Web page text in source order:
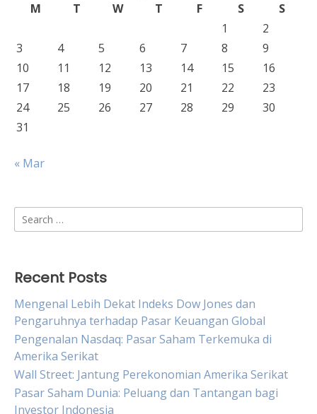
M
T W T F S
S
1
2
3
4 5 6 7 8
9
10
11 12 13 14 15
16
17
18 19 20 21 22
23
24
25 26 27 28 29
30
31
« Mar
Search
for:
Recent Posts
Mengenal Lebih Dekat Indeks Dow Jones dan
Pengaruhnya terhadap Pasar Keuangan Global
Pengenalan Nasdaq: Pasar Saham Terkemuka di
Amerika Serikat
Wall Street: Jantung Perekonomian Amerika Serikat
Pasar Saham Dunia: Peluang dan Tantangan bagi
Investor Indonesia